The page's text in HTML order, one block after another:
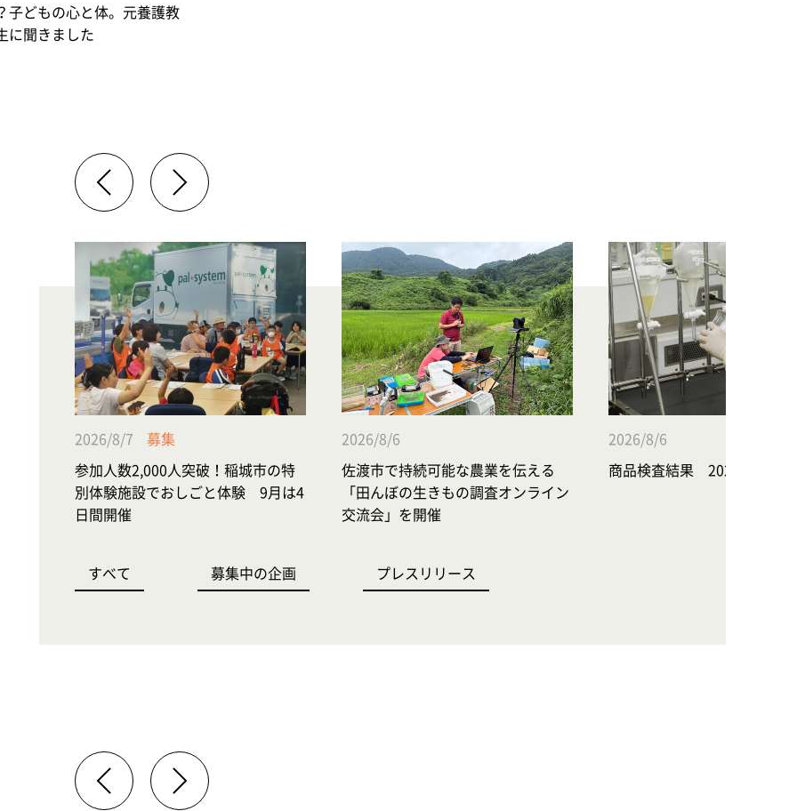
子どもの心と体。元養護教
に聞きました
2026/8/7 募集
参加人数2,000人突破！稲城市の特
別体験施設でおしごと体験 9月は4
日間開催
2026/8/6
佐渡市で持続可能な農業を伝える
「田んぼの生きもの調査オンライン
交流会」を開催
2026/8/6
商品検査結果 2026年7月
すべて 募集中の企画 プレスリリース